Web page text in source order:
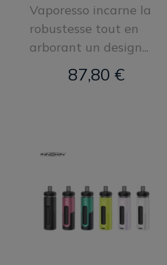
Vaporesso incarne la
robustesse tout en
arborant un design...
87,80 €